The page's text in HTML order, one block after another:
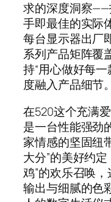
求的深度洞察
手即最佳的实际
每台显示器出厂
系列产品矩阵覆
持“用心做好每
度融入产品细节。
在520这个充满
是一台性能强劲
家情感的坚固纽
大分”的美好约
鸡”的欢乐召唤
输出与细腻的色